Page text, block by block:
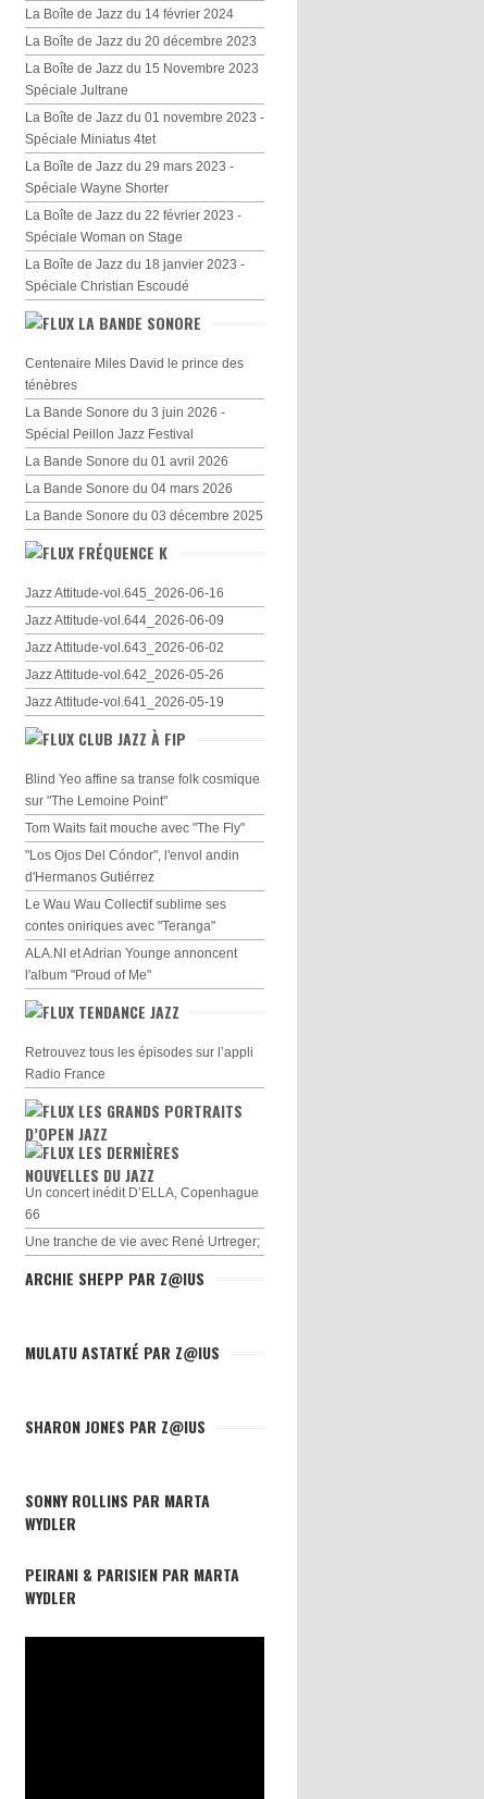
La Boîte de Jazz du 14 février 2024
La Boîte de Jazz du 20 décembre 2023
La Boîte de Jazz du 15 Novembre 2023
Spéciale Jultrane
La Boîte de Jazz du 01 novembre 2023 -
Spéciale Miniatus 4tet
La Boîte de Jazz du 29 mars 2023 -
Spéciale Wayne Shorter
La Boîte de Jazz du 22 février 2023 -
Spéciale Woman on Stage
La Boîte de Jazz du 18 janvier 2023 -
Spéciale Christian Escoudé
LA BANDE SONORE
Centenaire Miles David le prince des
ténèbres
La Bande Sonore du 3 juin 2026 -
Spécial Peillon Jazz Festival
La Bande Sonore du 01 avril 2026
La Bande Sonore du 04 mars 2026
La Bande Sonore du 03 décembre 2025
FRÉQUENCE K
Jazz Attitude-vol.645_2026-06-16
Jazz Attitude-vol.644_2026-06-09
Jazz Attitude-vol.643_2026-06-02
Jazz Attitude-vol.642_2026-05-26
Jazz Attitude-vol.641_2026-05-19
CLUB JAZZ À FIP
Blind Yeo affine sa transe folk cosmique
sur "The Lemoine Point"
Tom Waits fait mouche avec "The Fly"
"Los Ojos Del Cóndor", l'envol andin
d'Hermanos Gutiérrez
Le Wau Wau Collectif sublime ses
contes oniriques avec "Teranga"
ALA.NI et Adrian Younge annoncent
l'album "Proud of Me"
TENDANCE JAZZ
Retrouvez tous les épisodes sur l’appli
Radio France
LES GRANDS PORTRAITS
D’OPEN JAZZ
LES DERNIÈRES
NOUVELLES DU JAZZ
Un concert inédit D’ELLA, Copenhague
66
Une tranche de vie avec René Urtreger;
ARCHIE SHEPP PAR Z@IUS
MULATU ASTATKÉ PAR Z@IUS
SHARON JONES PAR Z@IUS
SONNY ROLLINS PAR MARTA
WYDLER
PEIRANI & PARISIEN PAR MARTA
WYDLER